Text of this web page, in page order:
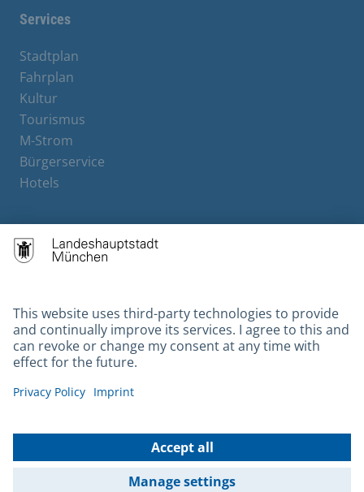
Services
Stadtplan
Fahrplan
Kultur
Tourismus
M-Strom
Bürgerservice
Hotels
Contact
Gebärdensprache
Datenschutz
Kontakt
© 2026 Portal München Betriebs GmbH & Co. KG - Ein Service der
Landeshauptstadt München und der Stadtwerke München GmbH